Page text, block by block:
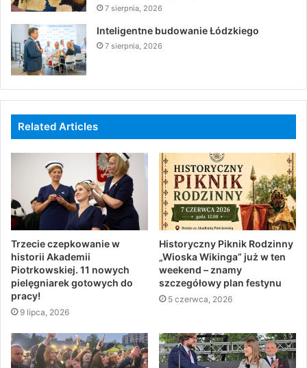
7 sierpnia, 2026
Inteligentne budowanie Łódzkiego
7 sierpnia, 2026
Related Articles
Trzecie czepkowanie w
historii Akademii
Piotrkowskiej. 11 nowych
pielęgniarek gotowych do
pracy!
9 lipca, 2026
Historyczny Piknik Rodzinny
„Wioska Wikinga” już w ten
weekend – znamy
szczegółowy plan festynu
5 czerwca, 2026